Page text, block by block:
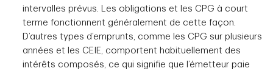
intervalles prévus. Les obligations et les CPG à court
terme fonctionnent généralement de cette façon.
D’autres types d’emprunts, comme les CPG sur plusieurs
années et les CEIE, comportent habituellement des
intérêts composés, ce qui signifie que l’émetteur paie